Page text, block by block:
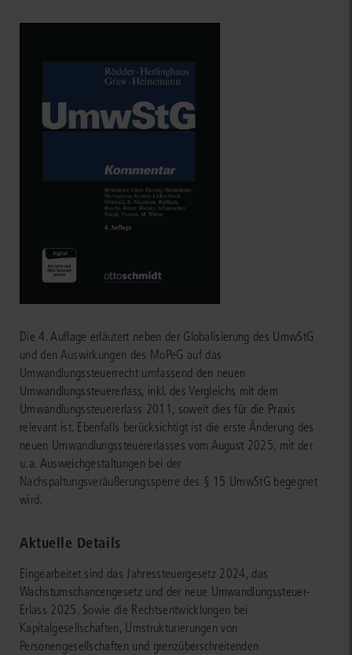
Die 4. Auflage erläutert neben der Globalisierung des UmwStG
und den Auswirkungen des MoPeG auf das
Umwandlungssteuerrecht umfassend den neuen
Umwandlungssteuererlass, inkl. des Vergleichs mit dem
Umwandlungssteuererlass 2011, soweit dies für die Praxis
relevant ist. Ebenfalls berücksichtigt ist die erste Änderung des
neuen Umwandlungssteuererlasses vom August 2025, mit der
u.a. Ausweichgestaltungen bei der
Nachspaltungsveräußerungssperre des § 15 UmwStG begegnet
wird.
Aktuelle Details
Eingearbeitet sind das Jahressteuergesetz 2024, das
Wachstumschancengesetz und der neue Umwandlungssteuer-
Erlass 2025. Sowie die Rechtsentwicklungen bei
Kapitalgesellschaften, Umstrukturierungen von
Personengesellschaften und grenzüberschreitenden